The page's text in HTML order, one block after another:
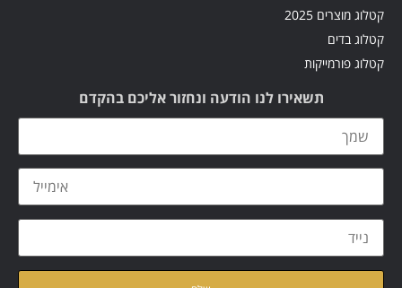
קטלוג מוצרים 2025
קטלוג בדים
קטלוג פורמייקות
תשאירו לנו הודעה ונחזור אליכם בהקדם